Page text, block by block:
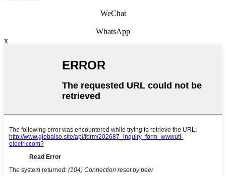
WeChat
WhatsApp
x